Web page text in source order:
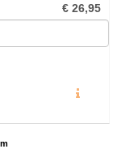
€ 26,95